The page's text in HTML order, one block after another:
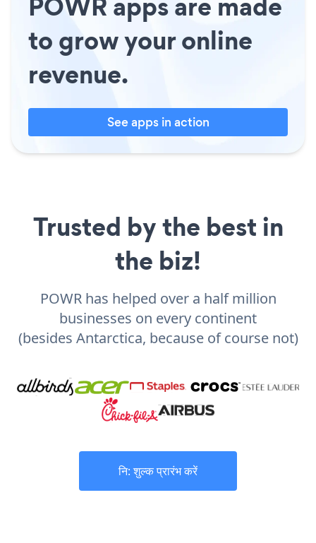
to grow your online
revenue.
See apps in action
Trusted by the best in
the biz!
POWR has helped over a half million
businesses on every continent
(besides Antarctica, because of course not)
नि: शुल्क प्रारंभ करें